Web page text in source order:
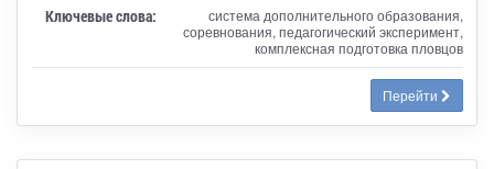
Ключевые слова:
система дополнительного образования,
соревнования, педагогический эксперимент,
комплексная подготовка пловцов
Перейти